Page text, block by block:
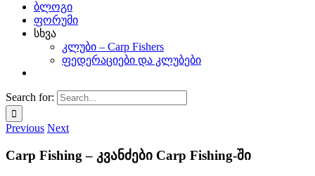
ბლოგი
ფორუმი
სხვა
კლუბი – Carp Fishers
ფედერაციები და კლუბები
Search for:
Previous Next
Carp Fishing – კვანძები Carp Fishing-ში